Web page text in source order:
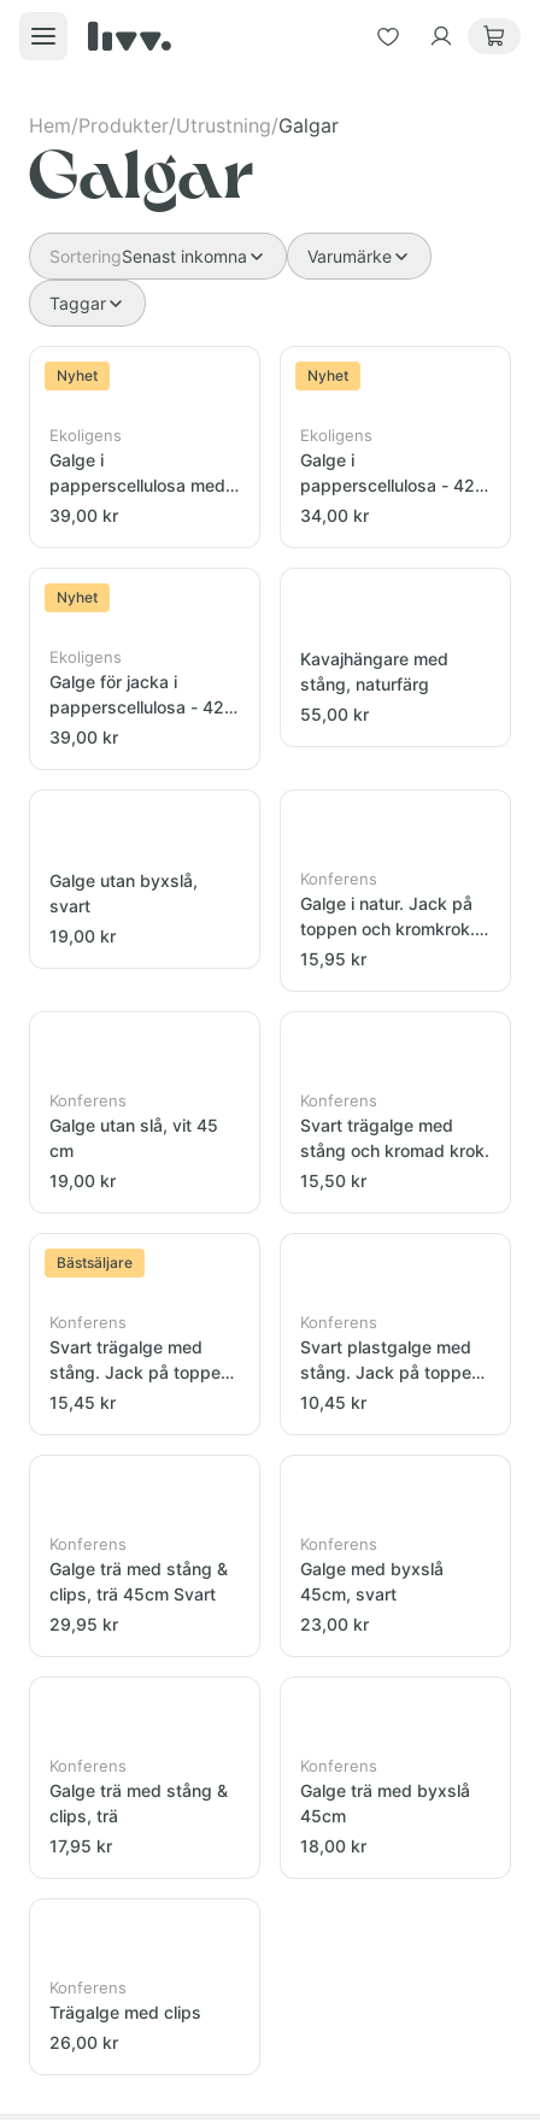
Hem/Produkter/Utrustning/Galgar
Galgar
SorteringSenast inkomna Varumärke
Taggar
Nyhet
Ekoligens
Galge i
papperscellulosa med
byxslå - 42 cm
39,00 kr
Nyhet
Ekoligens
Galge i
papperscellulosa - 42
cm
34,00 kr
Nyhet
Ekoligens
Galge för jacka i
papperscellulosa - 42
cm
39,00 kr
Kavajhängare med
stång, naturfärg
55,00 kr
Galge utan byxslå,
svart
19,00 kr
Konferens
Galge i natur. Jack på
toppen och kromkrok.
44,5 cm.
15,95 kr
Konferens
Galge utan slå, vit 45
cm
19,00 kr
Konferens
Svart trägalge med
stång och kromad krok.
15,50 kr
Bästsäljare
Konferens
Svart trägalge med
stång. Jack på toppen
och kromad krok.
15,45 kr
Konferens
Svart plastgalge med
stång. Jack på toppen
och kromad krok.
10,45 kr
Konferens
Galge trä med stång &
clips, trä 45cm Svart
29,95 kr
Konferens
Galge med byxslå
45cm, svart
23,00 kr
Konferens
Galge trä med stång &
clips, trä
17,95 kr
Konferens
Galge trä med byxslå
45cm
18,00 kr
Konferens
Trägalge med clips
26,00 kr